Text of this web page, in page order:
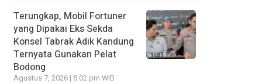
Terungkap, Mobil Fortuner
yang Dipakai Eks Sekda
Konsel Tabrak Adik Kandung
Ternyata Gunakan Pelat
Bodong
Agustus 7, 2026 | 5:02 pm WIB